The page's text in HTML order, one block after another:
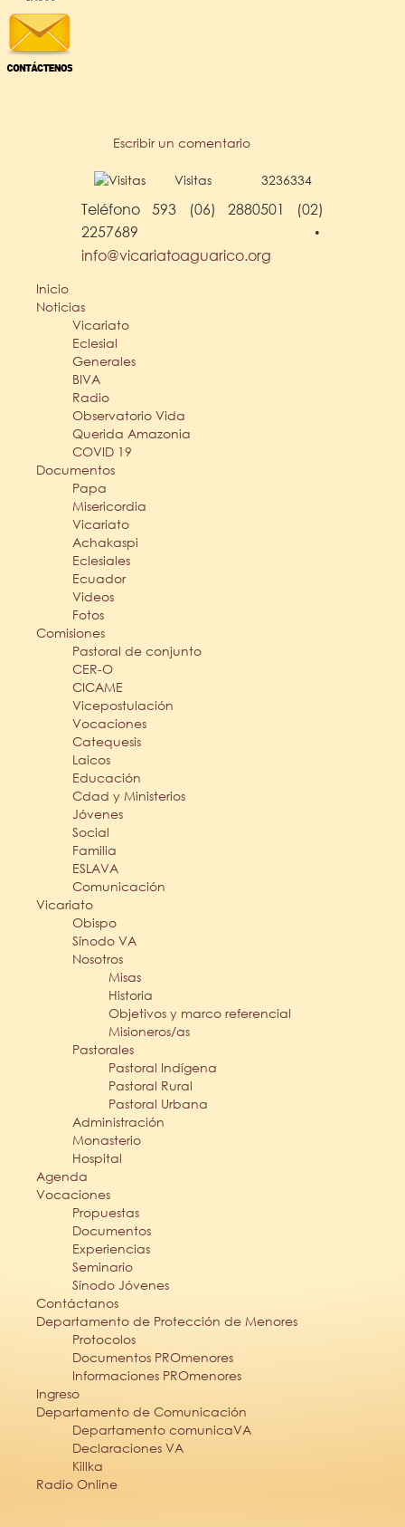
Escribir un comentario
Visitas 3236334
Teléfono 593 (06) 2880501 (02)
2257689 •
info@vicariatoaguarico.org
Inicio
Noticias
Vicariato
Eclesial
Generales
BIVA
Radio
Observatorio Vida
Querida Amazonia
COVID 19
Documentos
Papa
Misericordia
Vicariato
Achakaspi
Eclesiales
Ecuador
Videos
Fotos
Comisiones
Pastoral de conjunto
CER-O
CICAME
Vicepostulación
Vocaciones
Catequesis
Laicos
Educación
Cdad y Ministerios
Jóvenes
Social
Familia
ESLAVA
Comunicación
Vicariato
Obispo
Sínodo VA
Nosotros
Misas
Historia
Objetivos y marco referencial
Misioneros/as
Pastorales
Pastoral Indígena
Pastoral Rural
Pastoral Urbana
Administración
Monasterio
Hospital
Agenda
Vocaciones
Propuestas
Documentos
Experiencias
Seminario
Sínodo Jóvenes
Contáctanos
Departamento de Protección de Menores
Protocolos
Documentos PROmenores
Informaciones PROmenores
Ingreso
Departamento de Comunicación
Departamento comunicaVA
Declaraciones VA
Killka
Radio Online